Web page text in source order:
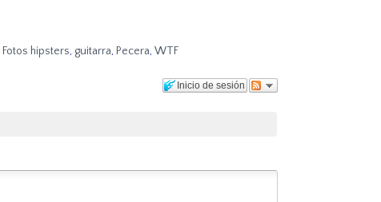
Fotos hipsters, guitarra, Pecera, WTF
Inicio de sesión